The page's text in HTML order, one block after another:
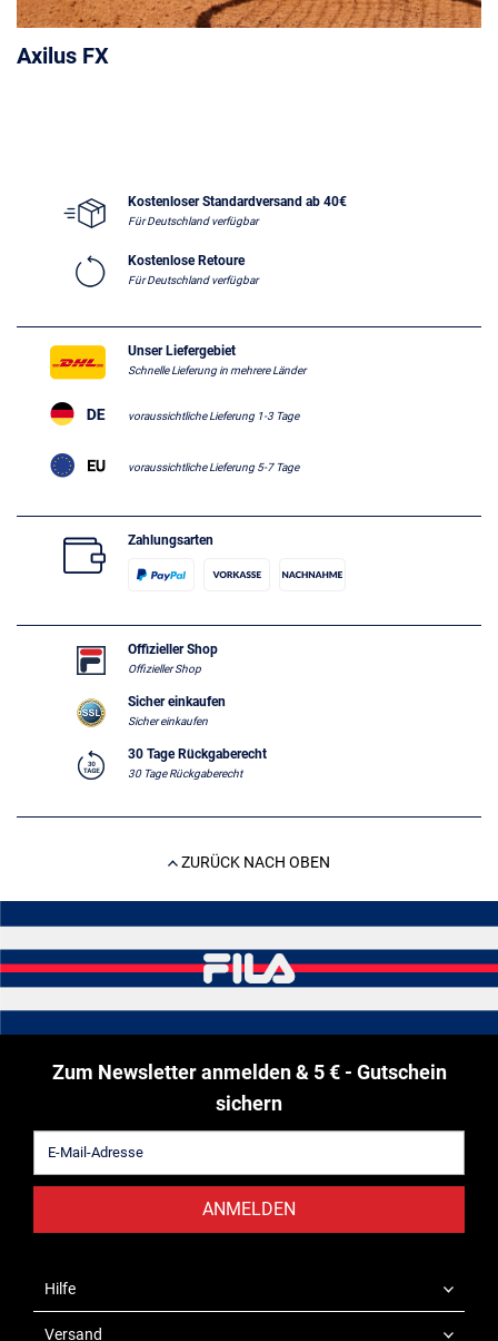
Axilus FX
Kostenloser Standardversand ab 40€
Für Deutschland verfügbar
Kostenlose Retoure
Für Deutschland verfügbar
Unser Liefergebiet
Schnelle Lieferung in mehrere Länder
voraussichtliche Lieferung 1-3 Tage
voraussichtliche Lieferung 5-7 Tage
Zahlungsarten
Offizieller Shop
Offizieller Shop
Sicher einkaufen
Sicher einkaufen
30 Tage Rückgaberecht
30 Tage Rückgaberecht
ZURÜCK NACH OBEN
Zum Newsletter anmelden & 5 € - Gutschein
sichern
ANMELDEN
Hilfe
Versand